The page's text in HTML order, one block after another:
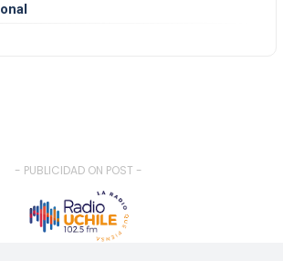
- PUBLICIDAD ON POST -